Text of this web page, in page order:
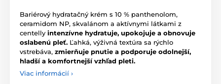
Bariérový hydratačný krém s 10 % panthenolom,
ceramidom NP, skvalánom a aktívnymi látkami z
centelly intenzívne hydratuje, upokojuje a obnovuje
oslabenú pleť. Ľahká, výživná textúra sa rýchlo
vstrebáva, zmierňuje pnutie a podporuje odolnejší,
hladší a komfortnejší vzhľad pleti.
Viac informácií ›